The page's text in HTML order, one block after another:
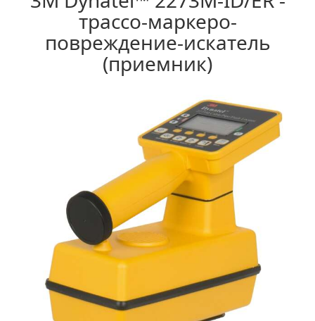
трассо-маркеро-
повреждение-искатель
(приемник)